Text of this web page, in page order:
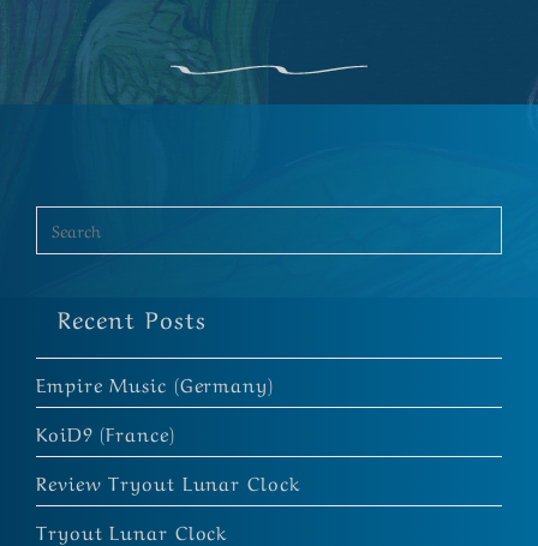
Recent Posts
Empire Music (Germany)
KoiD9 (France)
Review Tryout Lunar Clock
Tryout Lunar Clock